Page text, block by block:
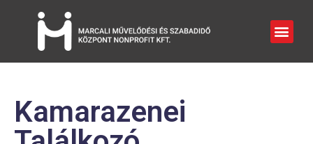
Kamarazenei